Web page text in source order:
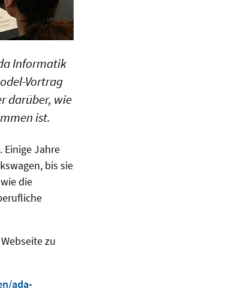
Informatik
Vortrag
darüber, wie
ist.
Einige Jahre
bis sie
die
zu
ada-